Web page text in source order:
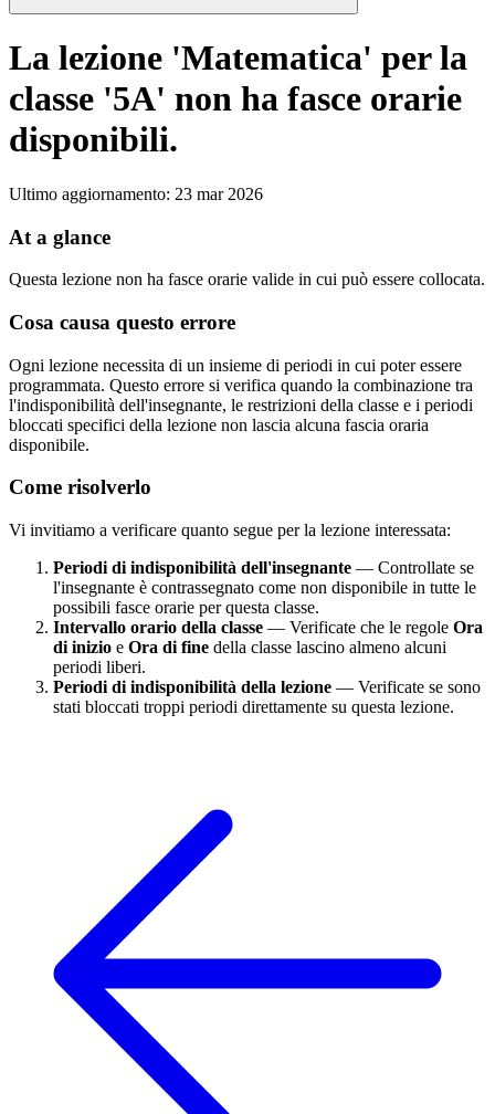
La lezione 'Matematica' per la
classe '5A' non ha fasce orarie
disponibili.
Ultimo aggiornamento: 23 mar 2026
At a glance
Questa lezione non ha fasce orarie valide in cui può essere collocata.
Cosa causa questo errore
Ogni lezione necessita di un insieme di periodi in cui poter essere
programmata. Questo errore si verifica quando la combinazione tra
l'indisponibilità dell'insegnante, le restrizioni della classe e i periodi
bloccati specifici della lezione non lascia alcuna fascia oraria
disponibile.
Come risolverlo
Vi invitiamo a verificare quanto segue per la lezione interessata:
Periodi di indisponibilità dell'insegnante — Controllate se
l'insegnante è contrassegnato come non disponibile in tutte le
possibili fasce orarie per questa classe.
Intervallo orario della classe — Verificate che le regole Ora
di inizio e Ora di fine della classe lascino almeno alcuni
periodi liberi.
Periodi di indisponibilità della lezione — Verificate se sono
stati bloccati troppi periodi direttamente su questa lezione.